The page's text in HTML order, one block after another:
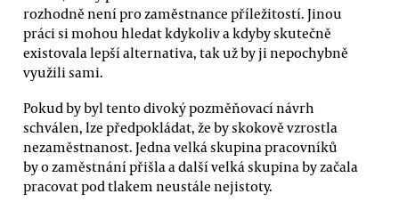
rozhodně není pro zaměstnance příležitostí. Jinou
práci si mohou hledat kdykoliv a kdyby skutečně
existovala lepší alternativa, tak už by ji nepochybně
využili sami.
Pokud by byl tento divoký pozměňovací návrh
schválen, lze předpokládat, že by skokově vzrostla
nezaměstnanost. Jedna velká skupina pracovníků
by o zaměstnání přišla a další velká skupina by začala
pracovat pod tlakem neustále nejistoty.